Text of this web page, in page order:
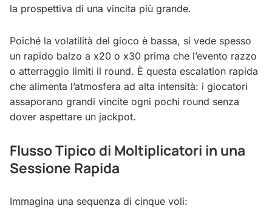
la prospettiva di una vincita più grande.
Poiché la volatilità del gioco è bassa, si vede spesso
un rapido balzo a x20 o x30 prima che l’evento razzo
o atterraggio limiti il round. È questa escalation rapida
che alimenta l’atmosfera ad alta intensità: i giocatori
assaporano grandi vincite ogni pochi round senza
dover aspettare un jackpot.
Flusso Tipico di Moltiplicatori in una
Sessione Rapida
Immagina una sequenza di cinque voli: